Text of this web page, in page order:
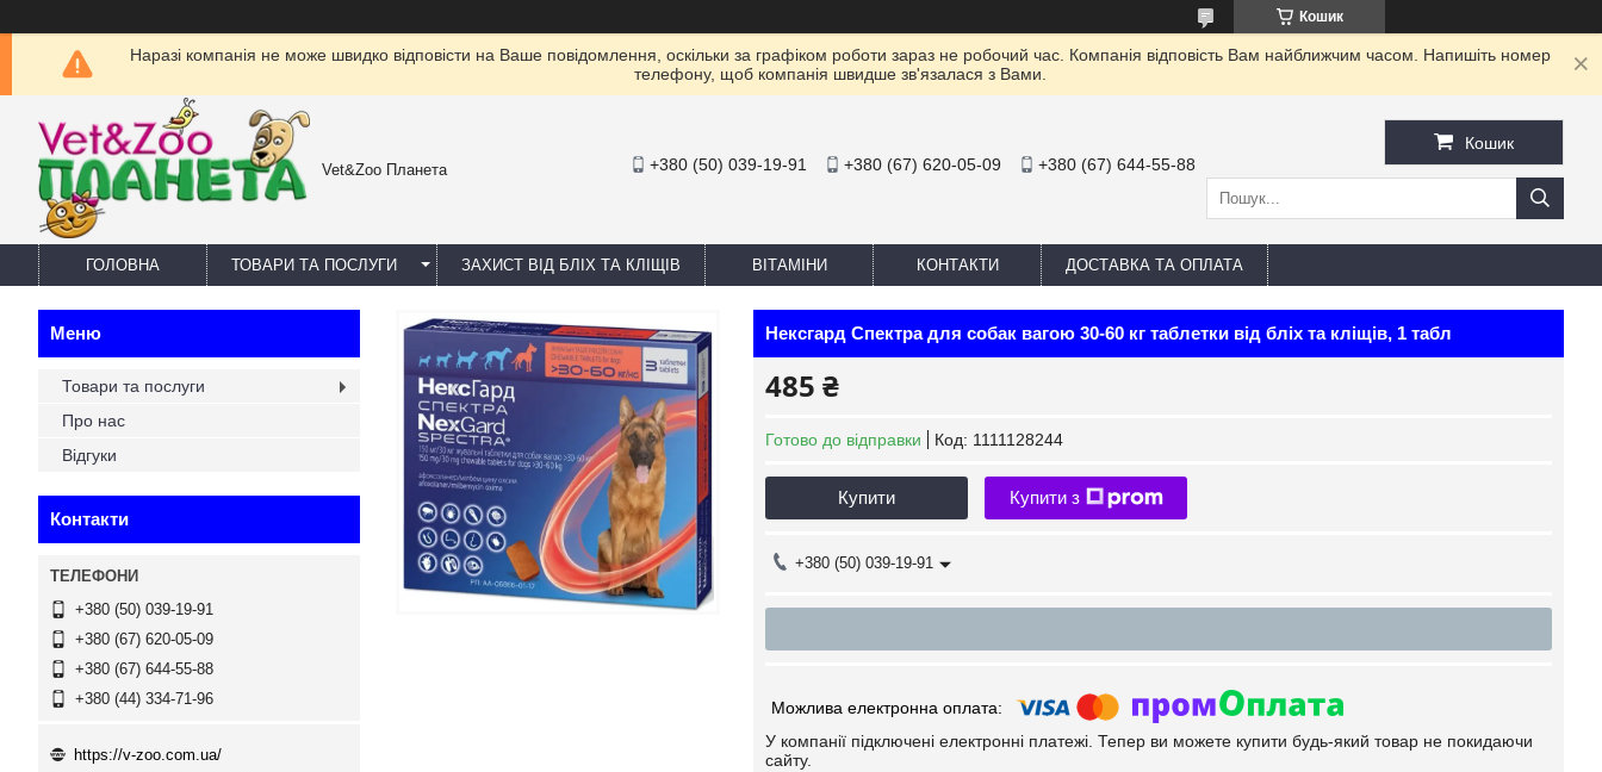
Кошик
Наразі компанія не може швидко відповісти на Ваше повідомлення, оскільки за графіком роботи зараз не робочий час. Компанія відповість Вам найближчим часом. Напишіть номер
телефону, щоб компанія швидше зв'язалася з Вами.
Vet&Zoo Планета +380 (50) 039-19-91 +380 (67) 620-05-09 +380 (67) 644-55-88
Кошик
ГОЛОВНА ТОВАРИ ТА ПОСЛУГИ ЗАХИСТ ВІД БЛІХ ТА КЛІЩІВ ВІТАМІНИ КОНТАКТИ ДОСТАВКА ТА ОПЛАТА
Нексгард Спектра для собак вагою 30-60 кг таблетки від бліх та кліщів, 1 табл
485 ₴
Готово до відправки Код: 1111128244
Купити Купити з
+380 (50) 039-19-91
У компанії підключені електронні платежі. Тепер ви можете купити будь-який товар не покидаючи
сайту.
Товари та послуги
Про нас
Відгуки
Контакти
+380 (50) 039-19-91
+380 (67) 620-05-09
+380 (67) 644-55-88
+380 (44) 334-71-96
https://v-zoo.com.ua/